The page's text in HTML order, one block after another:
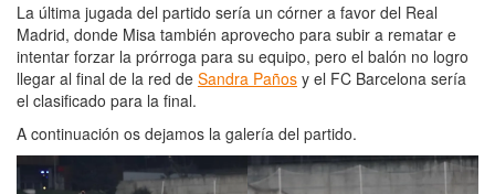
La última jugada del partido sería un córner a favor del Real
Madrid, donde Misa también aprovecho para subir a rematar e
intentar forzar la prórroga para su equipo, pero el balón no logro
llegar al final de la red de Sandra Paños y el FC Barcelona sería
el clasificado para la final.
A continuación os dejamos la galería del partido.